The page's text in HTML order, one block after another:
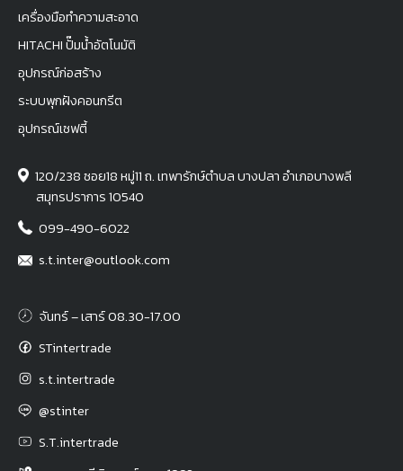
เครื่องมือทำความสะอาด
HITACHI ปั๊มน้ำอัตโนมัติ
อุปกรณ์ก่อสร้าง
ระบบพุกฝังคอนกรีต
อุปกรณ์เซฟตี้
120/238 ซอย18 หมู่11 ถ. เทพารักษ์ตำบล บางปลา อำเภอบางพลี
สมุทรปราการ 10540
099-490-6022
s.t.inter@outlook.com
จันทร์ – เสาร์ 08.30-17.00
STintertrade
s.t.intertrade
@stinter
S.T.intertrade